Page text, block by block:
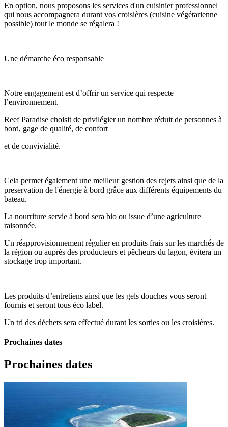
En option, nous proposons les services d'un cuisinier professionnel
qui nous accompagnera durant vos croisières (cuisine végétarienne
possible) tout le monde se régalera !
Une démarche éco responsable
Notre engagement est d’offrir un service qui respecte
l’environnement.
Reef Paradise choisit de privilégier un nombre réduit de personnes à
bord, gage de qualité, de confort
et de convivialité.
Cela permet également une meilleur gestion des rejets ainsi que de la
preservation de l'énergie à bord grâce aux différents équipements du
bateau.
La nourriture servie à bord sera bio ou issue d’une agriculture
raisonnée.
Un réapprovisionnement régulier en produits frais sur les marchés de
la région ou auprès des producteurs et pêcheurs du lagon, évitera un
stockage trop important.
Les produits d’entretiens ainsi que les gels douches vous seront
fournis et seront tous éco label.
Un tri des déchets sera effectué durant les sorties ou les croisières.
Prochaines dates
Prochaines dates